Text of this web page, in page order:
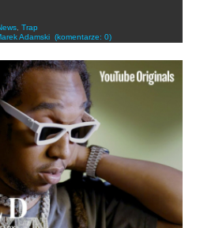
Trap
Adamski (komentarze: 0)